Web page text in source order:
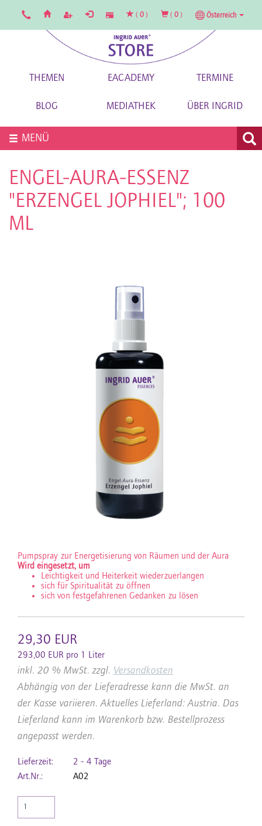
( 0 ) ( 0 ) Österreich
THEMEN EACADEMY TERMINE
BLOG MEDIATHEK ÜBER INGRID
MENÜ
ENGEL-AURA-ESSENZ
"ERZENGEL JOPHIEL"; 100
ML
Pumpspray zur Energetisierung von Räumen und der Aura
Wird eingesetzt, um
Leichtigkeit und Heiterkeit wiederzuerlangen
sich für Spiritualität zu öffnen
sich von festgefahrenen Gedanken zu lösen
29,30 EUR
293,00 EUR pro 1 Liter
inkl. 20 % MwSt. zzgl. Versandkosten
Abhängig von der Lieferadresse kann die MwSt. an
der Kasse variieren. Aktuelles Lieferland: Austria. Das
Lieferland kann im Warenkorb bzw. Bestellprozess
angepasst werden.
Lieferzeit:
2 - 4 Tage
Art.Nr.:
A02